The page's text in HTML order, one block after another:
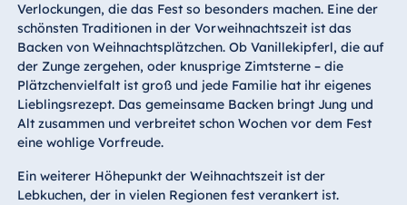
Verlockungen, die das Fest so besonders machen. Eine der
schönsten Traditionen in der Vorweihnachtszeit ist das
Backen von Weihnachtsplätzchen. Ob Vanillekipferl, die auf
der Zunge zergehen, oder knusprige Zimtsterne – die
Plätzchenvielfalt ist groß und jede Familie hat ihr eigenes
Lieblingsrezept. Das gemeinsame Backen bringt Jung und
Alt zusammen und verbreitet schon Wochen vor dem Fest
eine wohlige Vorfreude.
Ein weiterer Höhepunkt der Weihnachtszeit ist der
Lebkuchen, der in vielen Regionen fest verankert ist.